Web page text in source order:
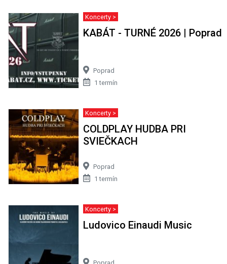
Koncerty >
KABÁT - TURNÉ 2026 | Poprad
Poprad
1 termín
Koncerty >
COLDPLAY HUDBA PRI
SVIEČKACH
Poprad
1 termín
Koncerty >
Ludovico Einaudi Music